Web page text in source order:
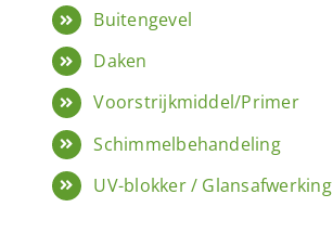
Buitengevel
Daken
Voorstrijkmiddel/Primer
Schimmelbehandeling
UV-blokker / Glansafwerking